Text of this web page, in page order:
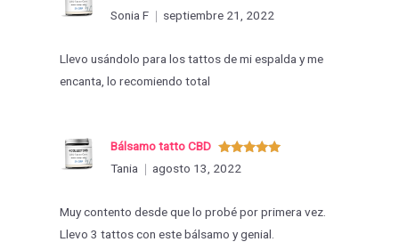
Valorado
con 5de 5
Sonia F
septiembre 21, 2022
Llevo usándolo para los tattos de mi espalda y me
encanta, lo recomiendo total
Valorado
con
Bálsamo tatto CBD
Tania
agosto 13, 2022
Muy contento desde que lo probé por primera vez.
Llevo 3 tattos con este bálsamo y genial.